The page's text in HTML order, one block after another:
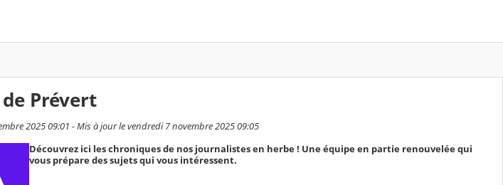
Prévert
2025 09:01 - Mis à jour le vendredi 7 novembre 2025 09:05
Découvrez ici les chroniques de nos journalistes en herbe ! Une équipe en partie renouvelée qui
vous prépare des sujets qui vous intéressent.